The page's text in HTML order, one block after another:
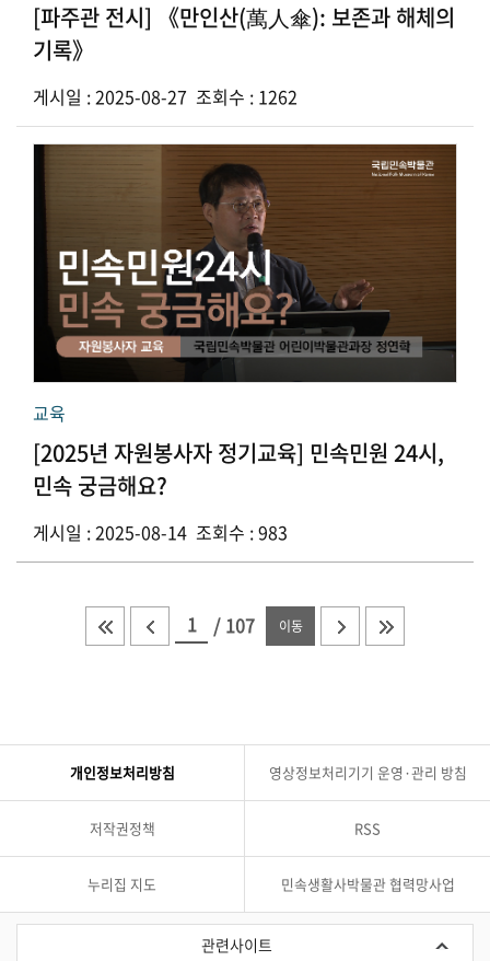
[파주관 전시] 《만인산(萬人傘): 보존과 해체의
기록》
게시일 : 2025-08-27 조회수 : 1262
교육
[2025년 자원봉사자 정기교육] 민속민원 24시,
민속 궁금해요?
게시일 : 2025-08-14 조회수 : 983
/ 107 이동
개인정보처리방침 영상정보처리기기 운영·관리 방침
저작권정책 RSS
누리집 지도 민속생활사박물관 협력망사업
관
관련사이트